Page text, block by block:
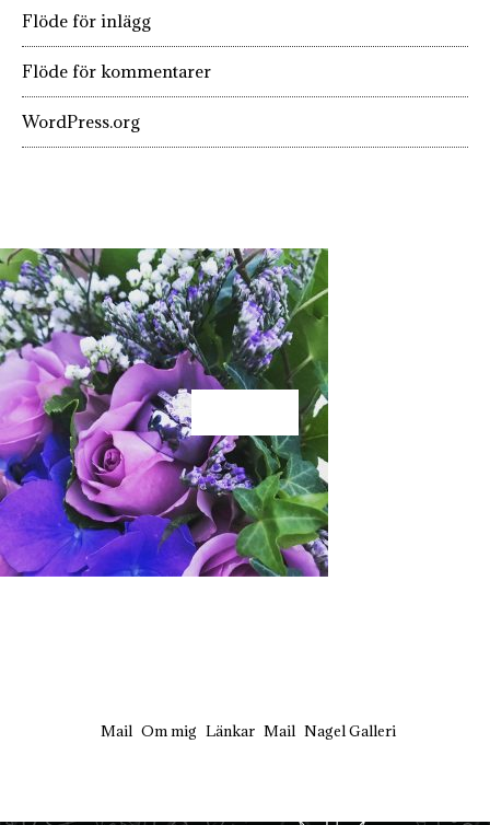
Flöde för inlägg
Flöde för kommentarer
WordPress.org
Mail Om mig Länkar Mail Nagel Galleri